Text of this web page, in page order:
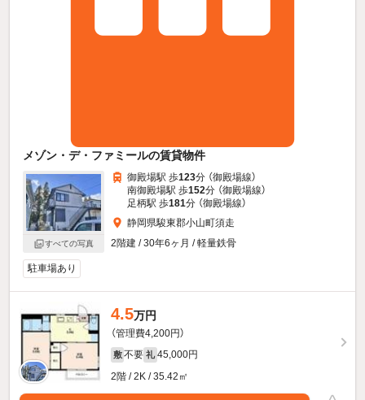
メゾン・デ・ファミールの賃貸物件
すべての写真
御殿場駅 歩123分 （御殿場線）
南御殿場駅 歩152分 （御殿場線）
足柄駅 歩181分 （御殿場線）
静岡県駿東郡小山町須走
2階建 / 30年6ヶ月 / 軽量鉄骨
駐車場あり
4.5万円
（管理費4,200円）
敷 不要 礼 45,000円
2階 / 2K / 35.42㎡